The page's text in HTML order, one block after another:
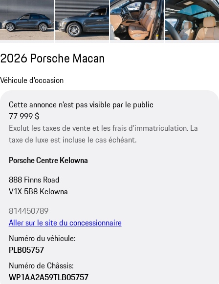
2026 Porsche Macan
Véhicule d'occasion
Cette annonce n'est pas visible par le public
77 999 $
Exclut les taxes de vente et les frais d’immatriculation. La
taxe de luxe est incluse le cas échéant.
Porsche Centre Kelowna
888 Finns Road
V1X 5B8 Kelowna
814450789
Aller sur le site du concessionnaire
Numéro du véhicule:
PLB05757
Numéro de Châssis:
WP1AA2A59TLB05757